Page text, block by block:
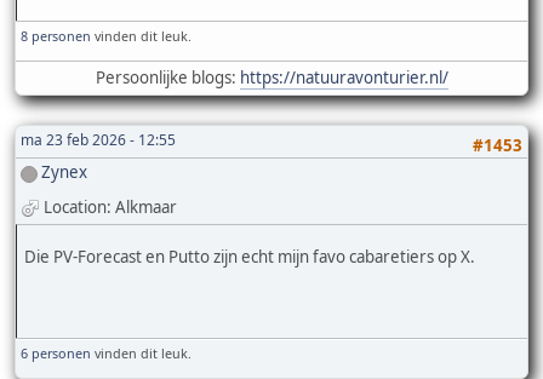
8 personen vinden dit leuk.
Persoonlijke blogs: https://natuuravonturier.nl/
ma 23 feb 2026 - 12:55
#1453
Zynex
Location: Alkmaar
Die PV-Forecast en Putto zijn echt mijn favo cabaretiers op X.
6 personen vinden dit leuk.